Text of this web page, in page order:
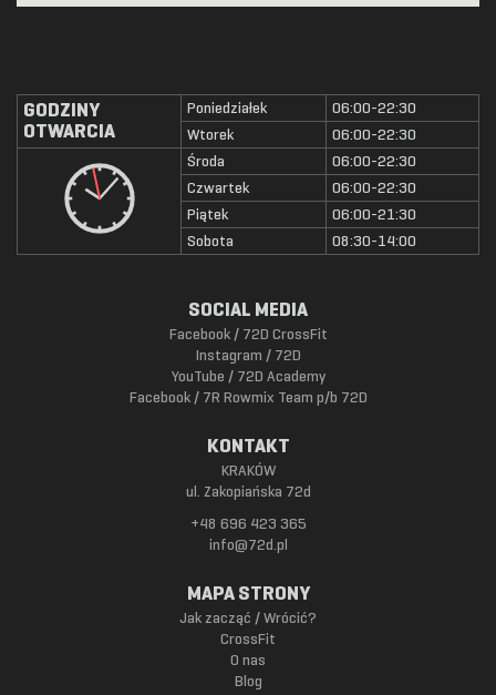
GODZINY
OTWARCIA
Poniedziałek
06:00-22:30
Wtorek
06:00-22:30
Środa
06:00-22:30
Czwartek
06:00-22:30
Piątek
06:00-21:30
Sobota
08:30-14:00
SOCIAL MEDIA
Facebook / 72D CrossFit
Instagram / 72D
YouTube / 72D Academy
Facebook / 7R Rowmix Team p/b 72D
KONTAKT
KRAKÓW
ul. Zakopiańska 72d
+48 696 423 365
info@72d.pl
MAPA STRONY
Jak zacząć / Wrócić?
CrossFit
O nas
Blog